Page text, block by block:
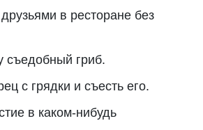
в ресторане без
съедобный гриб.
с грядки и съесть его.
в каком-нибудь